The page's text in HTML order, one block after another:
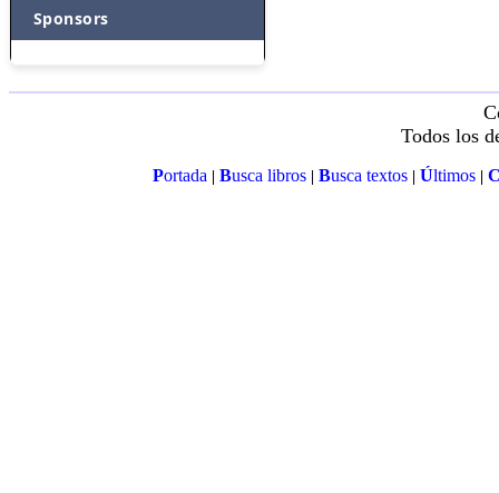
Sponsors
Todos los
Portada| Busca libros| Busca textos| Últimos|